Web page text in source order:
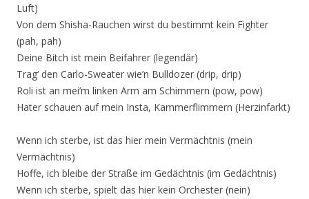
Luft)
Von dem Shisha-Rauchen wirst du bestimmt kein Fighter
(pah, pah)
Deine Bitch ist mein Beifahrer (legendär)
Trag‘ den Carlo-Sweater wie’n Bulldozer (drip, drip)
Roli ist an mei’m linken Arm am Schimmern (pow, pow)
Hater schauen auf mein Insta, Kammerflimmern (Herzinfarkt)
Wenn ich sterbe, ist das hier mein Vermächtnis (mein
Vermächtnis)
Hoffe, ich bleibe der Straße im Gedächtnis (im Gedächtnis)
Wenn ich sterbe, spielt das hier kein Orchester (nein)